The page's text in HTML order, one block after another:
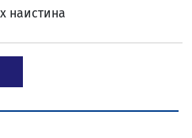
наистина